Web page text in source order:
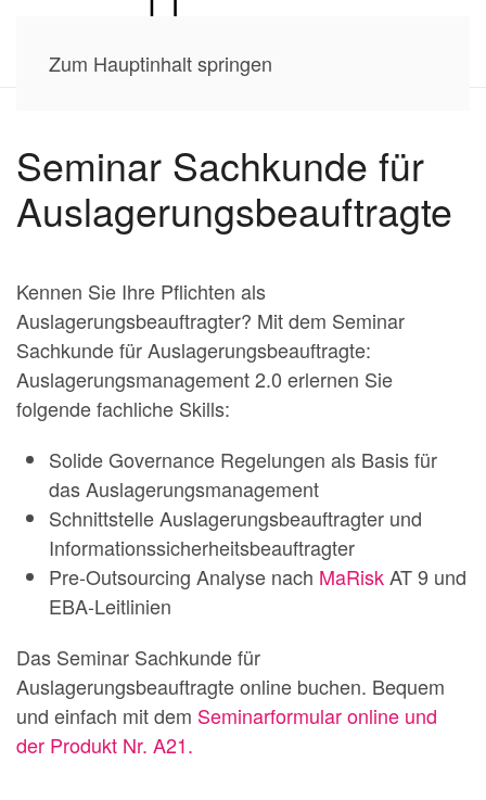
Zum Hauptinhalt springen
Seminar Sachkunde für
Auslagerungsbeauftragte
Kennen Sie Ihre Pflichten als
Auslagerungsbeauftragter? Mit dem Seminar
Sachkunde für Auslagerungsbeauftragte:
Auslagerungsmanagement 2.0 erlernen Sie
folgende fachliche Skills:
Solide Governance Regelungen als Basis für
das Auslagerungsmanagement
Schnittstelle Auslagerungsbeauftragter und
Informationssicherheitsbeauftragter
Pre-Outsourcing Analyse nach MaRiskAT 9 und
EBA-Leitlinien
Das Seminar Sachkunde für
Auslagerungsbeauftragte online buchen. Bequem
und einfach mit dem Seminarformular online und
der Produkt Nr. A21.